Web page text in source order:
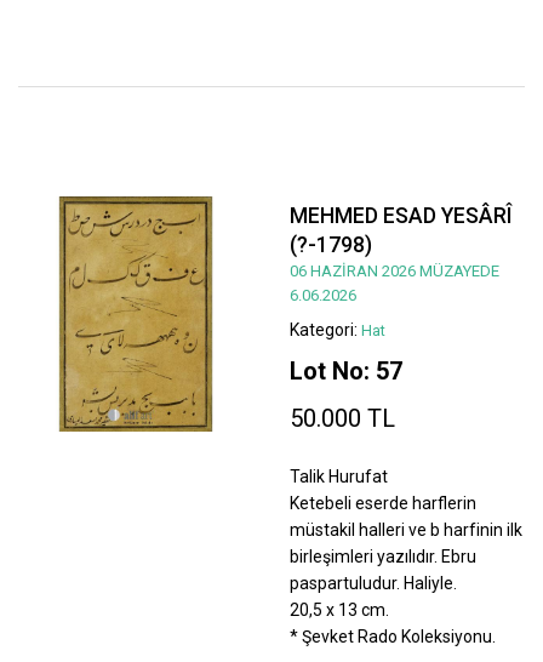
MEHMED ESAD YESÂRÎ
(?-1798)
06 HAZİRAN 2026 MÜZAYEDE
6.06.2026
Kategori: Hat
Lot No: 57
50.000 TL
Talik Hurufat
Ketebeli eserde harflerin
müstakil halleri ve b harfinin ilk
birleşimleri yazılıdır. Ebru
paspartuludur. Haliyle.
20,5 x 13 cm.
* Şevket Rado Koleksiyonu.